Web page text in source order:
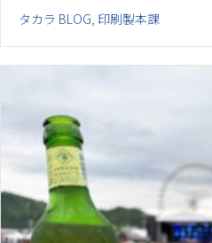
タカラ BLOG, 印刷製本課